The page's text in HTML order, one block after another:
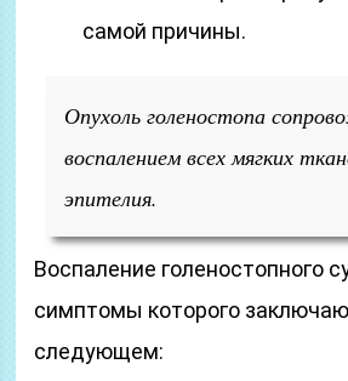
самой причины.
Опухоль голеностопа
воспалением всех мягких
эпителия.
Воспаление голеностопного
симптомы которого
следующем: